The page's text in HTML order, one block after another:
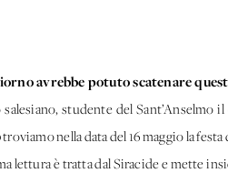
avrebbe potuto scatenare
studente del Sant’Anselmo
nella data del 16 maggio la
lettura è tratta dal Siracide e mette